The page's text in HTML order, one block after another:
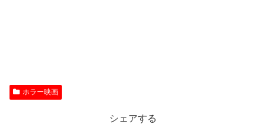
ホラー映画
シェアする